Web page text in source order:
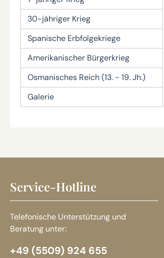
30-jähriger Krieg
Spanische Erbfolgekriege
Amerikanischer Bürgerkrieg
Osmanisches Reich (13. - 19. Jh.)
Galerie
Service-Hotline
Telefonische Unterstützung und
Beratung unter:
+49 (5509) 924 655